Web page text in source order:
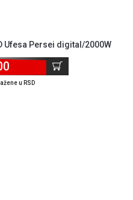
Ufesa Persei digital/2000W
u RSD